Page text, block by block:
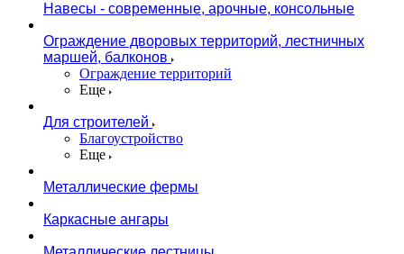
Навесы - современные, арочные, консольные
Ограждение дворовых территорий, лестничных
маршей, балконов
Ограждение территорий
Еще
Для строителей
Благоустройство
Еще
Металлические фермы
Каркасные ангары